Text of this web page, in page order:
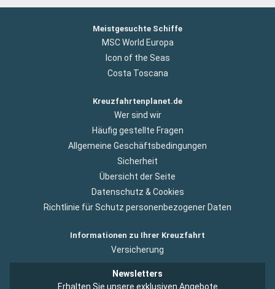
Meistgesuchte Schiffe
MSC World Europa
Icon of the Seas
Costa Toscana
Kreuzfahrtenplanet.de
Wer sind wir
Häufig gestellte Fragen
Allgemeine Geschäftsbedingungen
Sicherheit
Übersicht der Seite
Datenschutz & Cookies
Richtlinie für Schutz personenbezogener Daten
Informationen zu Ihrer Kreuzfahrt
Versicherung
Newsletters
Erhalten Sie unsere exklusiven Angebote